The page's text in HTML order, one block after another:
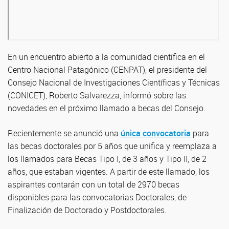
En un encuentro abierto a la comunidad científica en el
Centro Nacional Patagónico (CENPAT), el presidente del
Consejo Nacional de Investigaciones Científicas y Técnicas
(CONICET), Roberto Salvarezza, informó sobre las
novedades en el próximo llamado a becas del Consejo.
Recientemente se anunció una única convocatoria para
las becas doctorales por 5 años que unifica y reemplaza a
los llamados para Becas Tipo I, de 3 años y Tipo II, de 2
años, que estaban vigentes. A partir de este llamado, los
aspirantes contarán con un total de 2970 becas
disponibles para las convocatorias Doctorales, de
Finalización de Doctorado y Postdoctorales.